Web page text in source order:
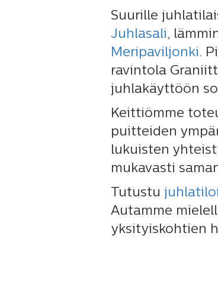
Suurille
Juhlasali,
Meripaviljonki.
ravintola
juhlakäyttöön
Keittiömme
puitteiden
lukuisten
mukavasti
Tutustu
Autamme
yksityiskohtien